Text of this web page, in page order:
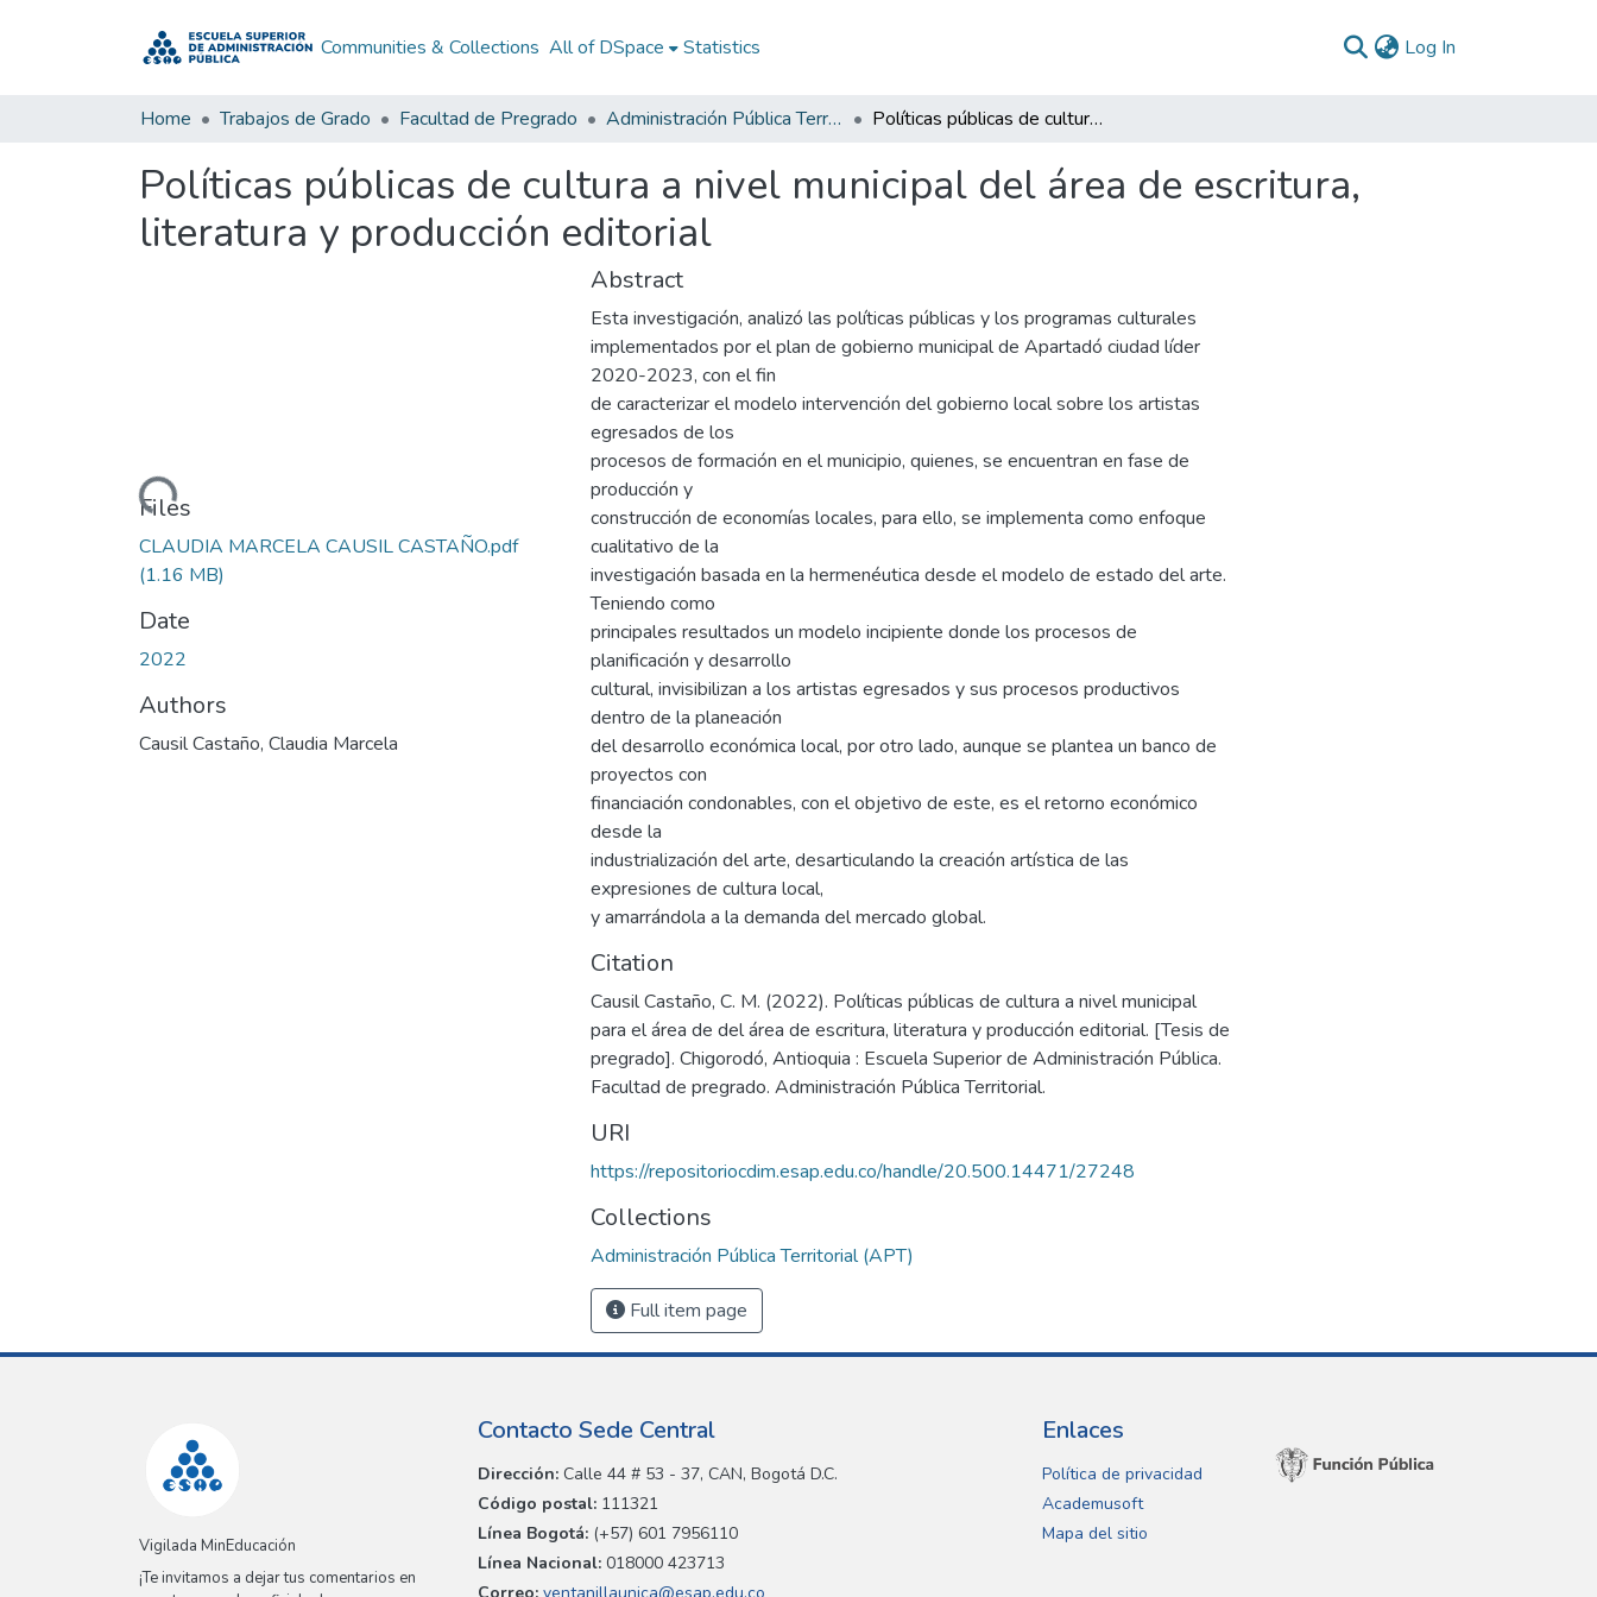
Communities & Collections All of DSpace Statistics Log In
Home Trabajos de Grado Facultad de Pregrado Administración Pública Territorial (APT) Políticas públicas de cultura a nivel municipal del área de escritura, literatura y producción editorial
Políticas públicas de cultura a nivel municipal del área de escritura,
literatura y producción editorial
Loading...
Files
CLAUDIA MARCELA CAUSIL CASTAÑO.pdf
(1.16 MB)
Date
2022
Authors
Causil Castaño, Claudia Marcela
Abstract
Esta investigación, analizó las políticas públicas y los programas culturales
implementados por el plan de gobierno municipal de Apartadó ciudad líder
2020-2023, con el fin
de caracterizar el modelo intervención del gobierno local sobre los artistas
egresados de los
procesos de formación en el municipio, quienes, se encuentran en fase de
producción y
construcción de economías locales, para ello, se implementa como enfoque
cualitativo de la
investigación basada en la hermenéutica desde el modelo de estado del arte.
Teniendo como
principales resultados un modelo incipiente donde los procesos de
planificación y desarrollo
cultural, invisibilizan a los artistas egresados y sus procesos productivos
dentro de la planeación
del desarrollo económica local, por otro lado, aunque se plantea un banco de
proyectos con
financiación condonables, con el objetivo de este, es el retorno económico
desde la
industrialización del arte, desarticulando la creación artística de las
expresiones de cultura local,
y amarrándola a la demanda del mercado global.
Citation
Causil Castaño, C. M. (2022). Políticas públicas de cultura a nivel municipal
para el área de del área de escritura, literatura y producción editorial. [Tesis de
pregrado]. Chigorodó, Antioquia : Escuela Superior de Administración Pública.
Facultad de pregrado. Administración Pública Territorial.
URI
https://repositoriocdim.esap.edu.co/handle/20.500.14471/27248
Collections
Administración Pública Territorial (APT)
Full item page
Vigilada MinEducación
¡Te invitamos a dejar tus comentarios en
Contacto Sede Central
Dirección: Calle 44 # 53 - 37, CAN, Bogotá D.C.
Código postal: 111321
Línea Bogotá: (+57) 601 7956110
Línea Nacional: 018000 423713
Enlaces
Política de privacidad
Academusoft
Mapa del sitio